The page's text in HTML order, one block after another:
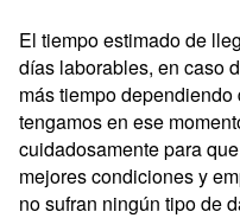
El tiempo estimado de
días laborables, en caso
más tiempo
tengamos en ese
cuidadosamente para
mejores condiciones y
no sufran ningún tipo de